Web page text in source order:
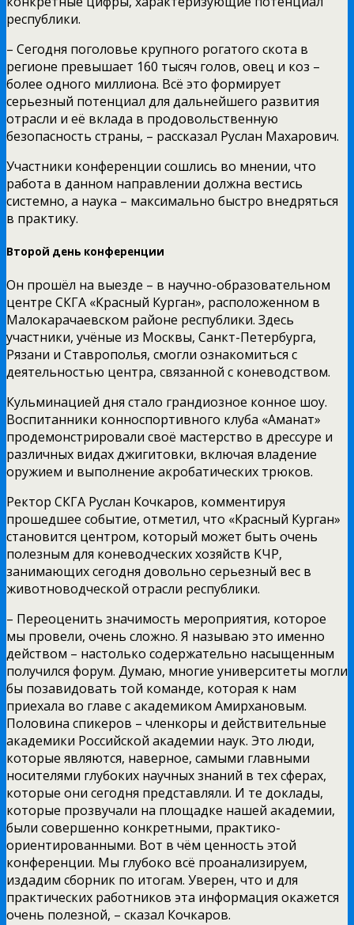
республики.
– Сегодня поголовье крупного рогатого скота в
регионе превышает 160 тысяч голов, овец и коз –
более одного миллиона. Всё это формирует
серьезный потенциал для дальнейшего развития
отрасли и её вклада в продовольственную
безопасность страны, – рассказал Руслан Махарович.
Участники конференции сошлись во мнении, что
работа в данном направлении должна вестись
системно, а наука – максимально быстро внедряться
в практику.
Второй день конференции
Он прошёл на выезде – в научно-образовательном
центре СКГА «Красный Курган», расположенном в
Малокарачаевском районе республики. Здесь
участники, учёные из Москвы, Санкт-Петербурга,
Рязани и Ставрополья, смогли ознакомиться с
деятельностью центра, связанной с коневодством.
Кульминацией дня стало грандиозное конное шоу.
Воспитанники конноспортивного клуба «Аманат»
продемонстрировали своё мастерство в дрессуре и
различных видах джигитовки, включая владение
оружием и выполнение акробатических трюков.
Ректор СКГА Руслан Кочкаров, комментируя
прошедшее событие, отметил, что «Красный Курган»
становится центром, который может быть очень
полезным для коневодческих хозяйств КЧР,
занимающих сегодня довольно серьезный вес в
животноводческой отрасли республики.
– Переоценить значимость мероприятия, которое
мы провели, очень сложно. Я называю это именно
действом – настолько содержательно насыщенным
получился форум. Думаю, многие университеты могли
бы позавидовать той команде, которая к нам
приехала во главе с академиком Амирхановым.
Половина спикеров – членкоры и действительные
академики Российской академии наук. Это люди,
которые являются, наверное, самыми главными
носителями глубоких научных знаний в тех сферах,
которые они сегодня представляли. И те доклады,
которые прозвучали на площадке нашей академии,
были совершенно конкретными, практико-
ориентированными. Вот в чём ценность этой
конференции. Мы глубоко всё проанализируем,
издадим сборник по итогам. Уверен, что и для
практических работников эта информация окажется
очень полезной, – сказал Кочкаров.